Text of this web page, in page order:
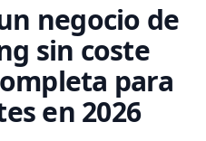
negocio de
sin coste
para
en 2026